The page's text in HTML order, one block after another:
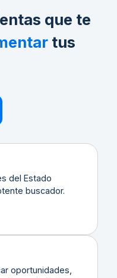
que te
tus
del Estado
buscador.
oportunidades,